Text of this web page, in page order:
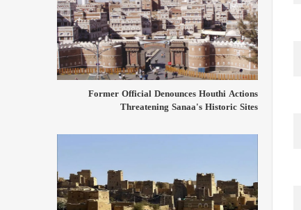
Former Official Denounces Houthi Actions
Threatening Sanaa's Historic Sites